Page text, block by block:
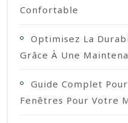
Confortable
Optimisez La
Grâce À Une
Guide Complet
Fenêtres Pour Votre